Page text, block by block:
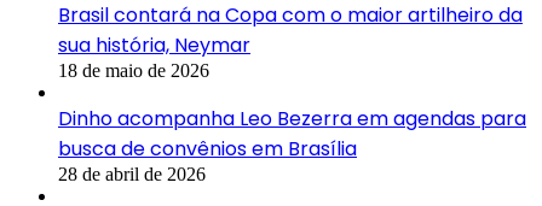
Brasil contará na Copa com o maior artilheiro da
sua história, Neymar
18 de maio de 2026
Dinho acompanha Leo Bezerra em agendas para
busca de convênios em Brasília
28 de abril de 2026